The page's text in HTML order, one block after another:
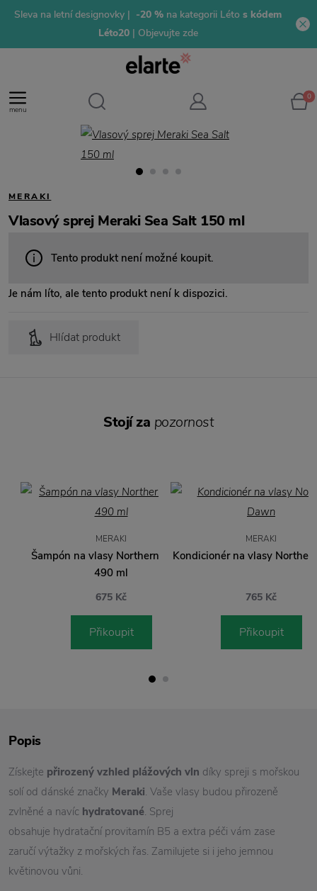
Sleva na letní designovky | -20 % na kategorii Léto s kódem
Léto20 | Objevujte zde
menu
0
MERAKI
Vlasový sprej Meraki Sea Salt 150 ml
Tento produkt není možné koupit.
Je nám líto, ale tento produkt není k dispozici.
Hlídat produkt
Popis
Získejte přirozený vzhled plážových vln díky spreji s mořskou
solí od dánské značky Meraki. Vaše vlasy budou přirozeně
zvlněné a navíc hydratované. Sprej
obsahuje hydratační provitamín B5 a extra péči vám zase
zaručí výtažky z mořských řas. Zamilujete si i jeho jemnou
květinovou vůni.
Stojí za pozornost
MERAKI
Šampón na vlasy Northern Dawn
490 ml
675 Kč
Přikoupit
MERAKI
Kondicionér na vlasy
765 Kč
Přikoupit